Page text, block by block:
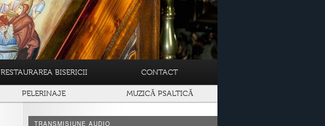
RESTAURAREA BISERICII CONTACT
PELERINAJE MUZICĂ PSALTICĂ
TRANSMISIUNE AUDIO